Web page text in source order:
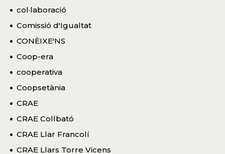
col·laboració
Comissió d'Igualtat
CONÈIXE'NS
Coop-era
cooperativa
Coopsetània
CRAE
CRAE Collbató
CRAE Llar Francolí
CRAE Llars Torre Vicens